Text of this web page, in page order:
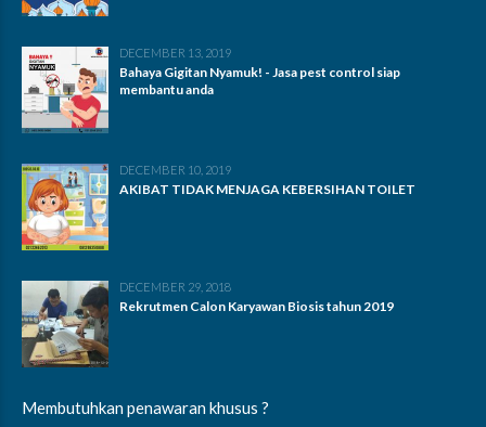
DECEMBER 13, 2019
Bahaya Gigitan Nyamuk! - Jasa pest control siap
membantu anda
DECEMBER 10, 2019
AKIBAT TIDAK MENJAGA KEBERSIHAN TOILET
DECEMBER 29, 2018
Rekrutmen Calon Karyawan Biosis tahun 2019
Membutuhkan penawaran khusus ?